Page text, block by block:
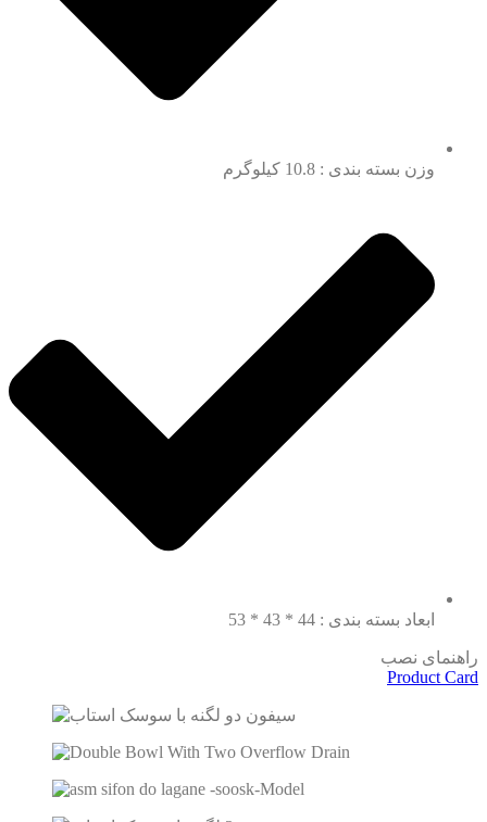
وزن بسته بندی : 10.8 کیلوگرم
ابعاد بسته بندی : 44 * 43 * 53
راهنمای نصب
Product Card